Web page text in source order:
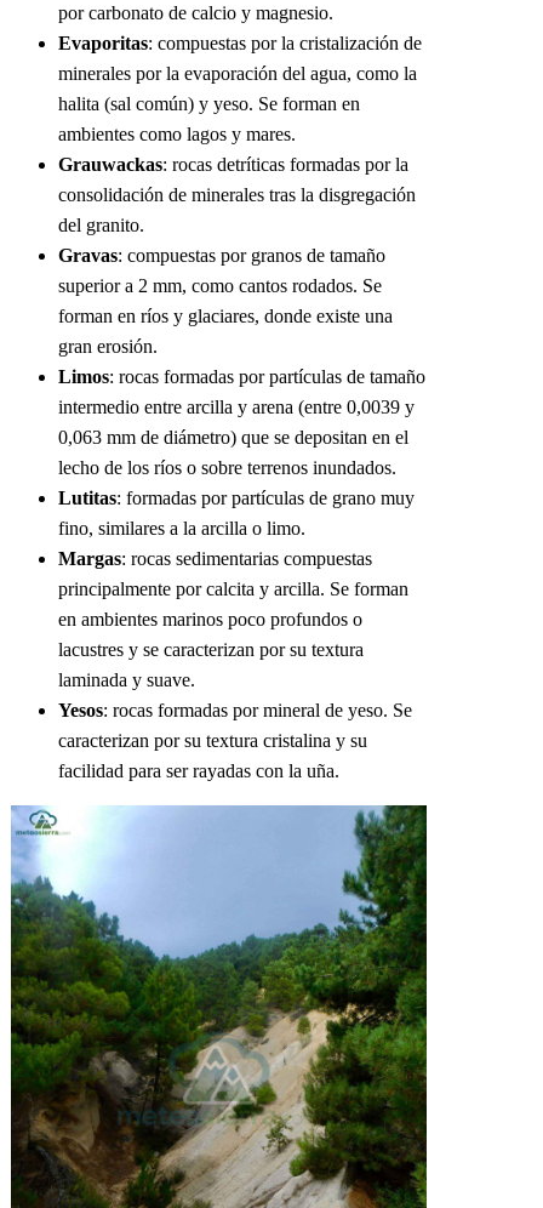
por carbonato de calcio y magnesio.
Evaporitas: compuestas por la cristalización de
minerales por la evaporación del agua, como la
halita (sal común) y yeso. Se forman en
ambientes como lagos y mares.
Grauwackas: rocas detríticas formadas por la
consolidación de minerales tras la disgregación
del granito.
Gravas: compuestas por granos de tamaño
superior a 2 mm, como cantos rodados. Se
forman en ríos y glaciares, donde existe una
gran erosión.
Limos: rocas formadas por partículas de tamaño
intermedio entre arcilla y arena (entre 0,0039 y
0,063 mm de diámetro) que se depositan en el
lecho de los ríos o sobre terrenos inundados.
Lutitas: formadas por partículas de grano muy
fino, similares a la arcilla o limo.
Margas: rocas sedimentarias compuestas
principalmente por calcita y arcilla. Se forman
en ambientes marinos poco profundos o
lacustres y se caracterizan por su textura
laminada y suave.
Yesos: rocas formadas por mineral de yeso. Se
caracterizan por su textura cristalina y su
facilidad para ser rayadas con la uña.